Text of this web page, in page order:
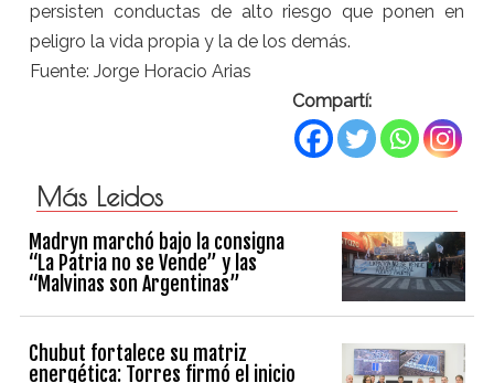
persisten conductas de alto riesgo que ponen en
peligro la vida propia y la de los demás.
Fuente: Jorge Horacio Arias
Compartí:
Más Leidos
Madryn marchó bajo la consigna
“La Patria no se Vende” y las
“Malvinas son Argentinas”
Chubut fortalece su matriz
energética: Torres firmó el inicio